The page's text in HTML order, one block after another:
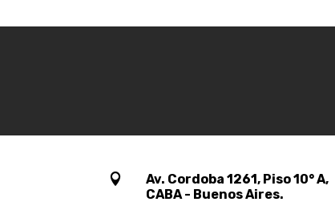

Av. Cordoba 1261, Piso 10° A,
CABA - Buenos Aires.